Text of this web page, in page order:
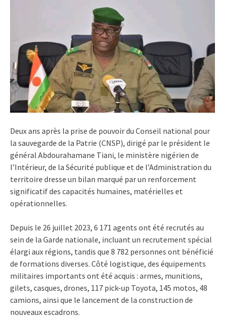
Deux ans après la prise de pouvoir du Conseil national pour
la sauvegarde de la Patrie (CNSP), dirigé par le président le
général Abdourahamane Tiani, le ministère nigérien de
l’Intérieur, de la Sécurité publique et de l’Administration du
territoire dresse un bilan marqué par un renforcement
significatif des capacités humaines, matérielles et
opérationnelles.
Depuis le 26 juillet 2023, 6 171 agents ont été recrutés au
sein de la Garde nationale, incluant un recrutement spécial
élargi aux régions, tandis que 8 782 personnes ont bénéficié
de formations diverses. Côté logistique, des équipements
militaires importants ont été acquis : armes, munitions,
gilets, casques, drones, 117 pick-up Toyota, 145 motos, 48
camions, ainsi que le lancement de la construction de
nouveaux escadrons.